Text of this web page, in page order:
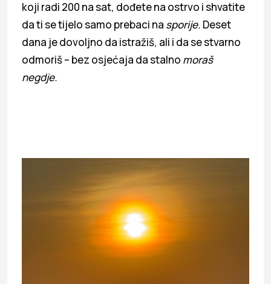
koji radi 200 na sat, dođete na ostrvo i shvatite
da ti se tijelo samo prebaci na sporije. Deset
dana je dovoljno da istražiš, ali i da se stvarno
odmoriš – bez osjećaja da stalno moraš
negdje.